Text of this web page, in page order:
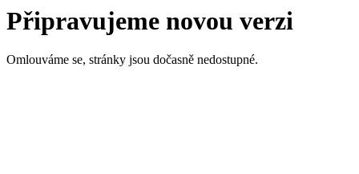
Připravujeme novou verzi
Omlouváme se, stránky jsou dočasně nedostupné.